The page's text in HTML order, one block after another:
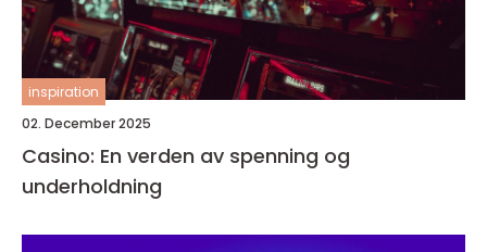
inspiration
02. December 2025
Casino: En verden av spenning og
underholdning